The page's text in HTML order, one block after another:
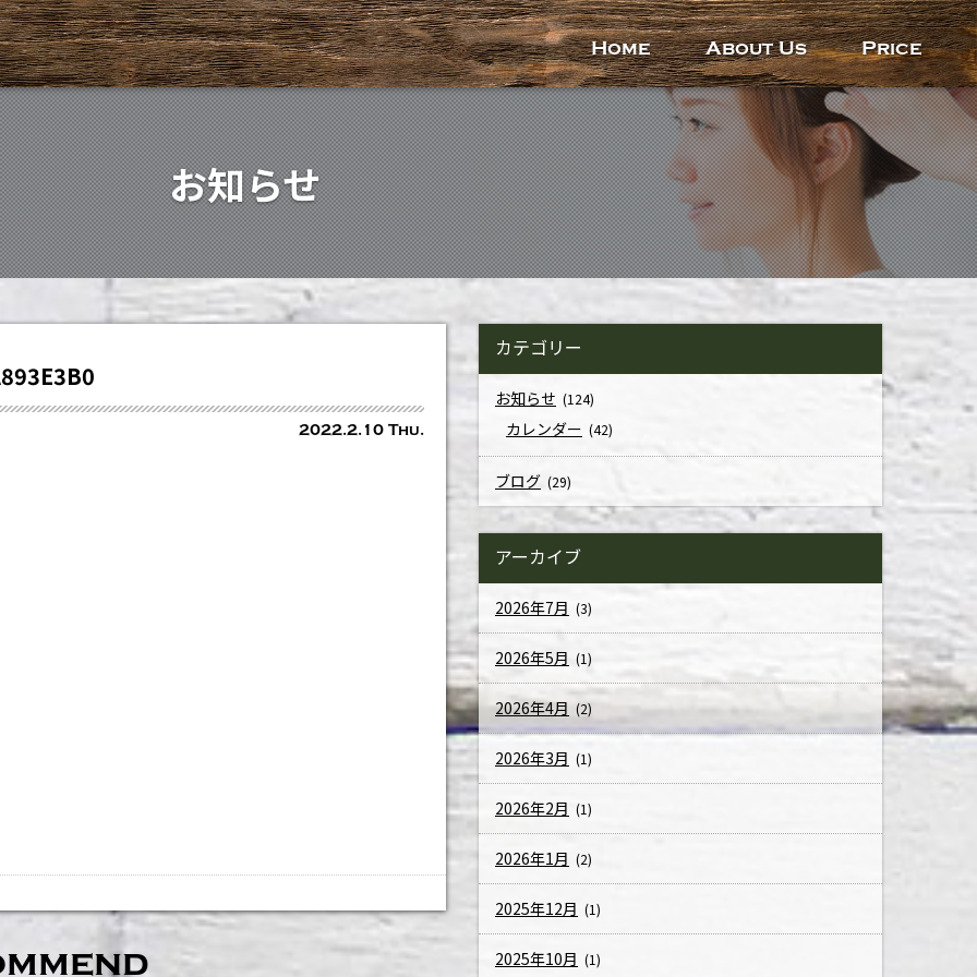
Home About Us Price
お知らせ
2022.2.10 Thu.
カテゴリー
お知らせ (124)
カレンダー (42)
ブログ (29)
アーカイブ
2026年7月 (3)
2026年5月 (1)
2026年4月 (2)
2026年3月 (1)
2026年2月 (1)
2026年1月 (2)
2025年12月 (1)
2025年10月 (1)